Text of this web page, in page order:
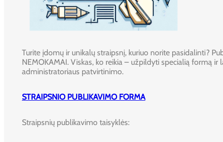
Turite įdomų ir unikalų straipsnį, kuriuo norite pasidalinti?
NEMOKAMAI. Viskas, ko reikia – užpildyti specialią formą ir
administratoriaus patvirtinimo.
STRAIPSNIO PUBLIKAVIMO FORMA
Straipsnių publikavimo taisyklės: